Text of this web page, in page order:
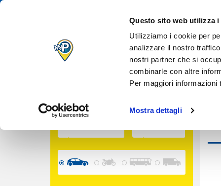
Questo sito web utilizza i
Utilizziamo i cookie per
analizzare il nostro
nostri partner che si
combinarle con altre
Per maggiori
Mostra dettagli
IL TUO
QUANDO VUOI
Inserisci le date per calcolare il prezzo
USCITA